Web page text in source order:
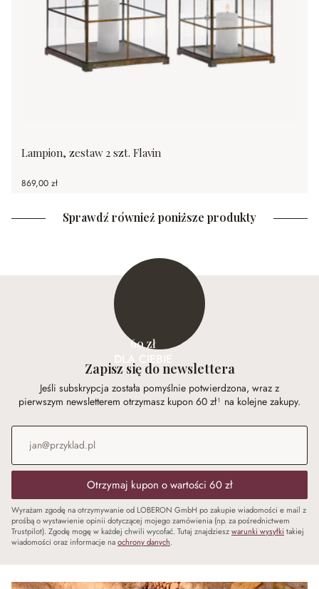
Lampion, zestaw 2 szt. Flavin
869,00 zł
Sprawdź również poniższe produkty
60 zł
DLA CIEBIE
Zapisz się do newslettera
Jeśli subskrypcja została pomyślnie potwierdzona, wraz z
pierwszym newsletterem otrzymasz kupon 60 zł¹ na kolejne zakupy.
Adres e-mail
Otrzymaj kupon o wartości 60 zł
Wyrażam zgodę na otrzymywanie od LOBERON GmbH po zakupie wiadomości e mail z
prośbą o wystawienie opinii dotyczącej mojego zamówienia (np. za pośrednictwem
Trustpilot). Zgodę mogę w każdej chwili wycofać. Tutaj znajdzieszwarunki wysyłki takiej
wiadomości oraz informacje naochrony danych.